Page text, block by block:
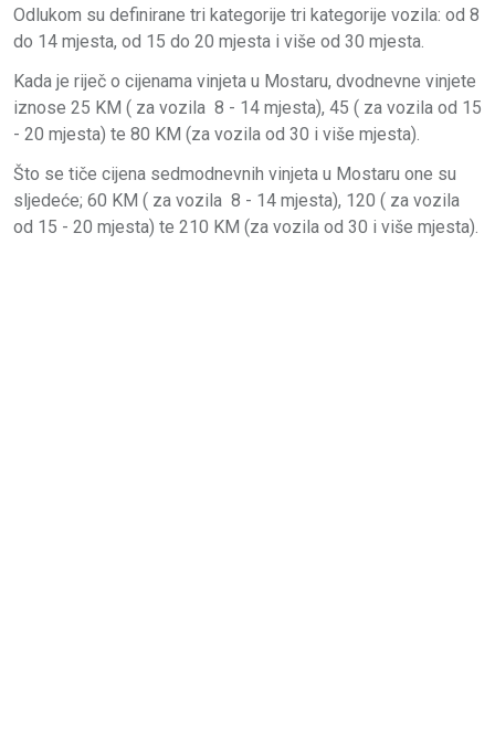
Odlukom su definirane tri kategorije tri kategorije vozila: od 8
do 14 mjesta, od 15 do 20 mjesta i više od 30 mjesta.
Kada je riječ o cijenama vinjeta u Mostaru, dvodnevne vinjete
iznose 25 KM ( za vozila 8 - 14 mjesta), 45 ( za vozila od 15
- 20 mjesta) te 80 KM (za vozila od 30 i više mjesta).
Što se tiče cijena sedmodnevnih vinjeta u Mostaru one su
sljedeće; 60 KM ( za vozila 8 - 14 mjesta), 120 ( za vozila
od 15 - 20 mjesta) te 210 KM (za vozila od 30 i više mjesta).